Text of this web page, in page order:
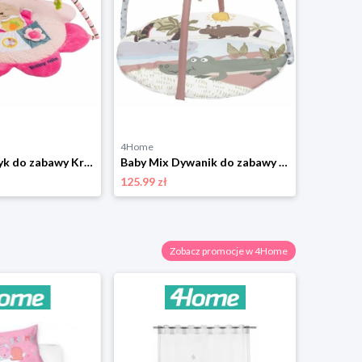
Baby Mix Kocyk do zabawy Króliczek, 87 x 41 cm
4Home
Baby Mix Dywanik do zabawy Sahara Animals, 90 x 60cm
125.99 zł
Zobacz promocje w 4Home